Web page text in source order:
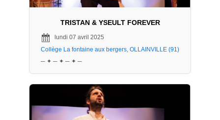
TRISTAN & YSEULT FOREVER
lundi 07 avril 2025
Collège La fontaine aux bergers, OLLAINVILLE (91)
─ ✦ ─ ✦ ─ ✦ ─